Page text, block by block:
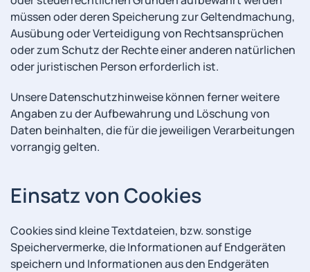
müssen oder deren Speicherung zur Geltendmachung,
Ausübung oder Verteidigung von Rechtsansprüchen
oder zum Schutz der Rechte einer anderen natürlichen
oder juristischen Person erforderlich ist.
Unsere Datenschutzhinweise können ferner weitere
Angaben zu der Aufbewahrung und Löschung von
Daten beinhalten, die für die jeweiligen Verarbeitungen
vorrangig gelten.
Einsatz von Cookies
Cookies sind kleine Textdateien, bzw. sonstige
Speichervermerke, die Informationen auf Endgeräten
speichern und Informationen aus den Endgeräten